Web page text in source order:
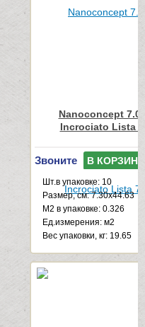
Nanoconcept 7.0
Incrociato Lista
Звоните В КОРЗИНУ
Шт.в упаковке: 10
Размер, см: 7.30x44.63
М2 в упаковке: 0.326
Ед.измерения: м2
Веc упаковки, кг: 19.65